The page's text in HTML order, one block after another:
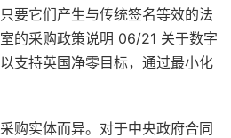
要它们产生与传统签名等效的法
的采购政策说明 06/21 关于数字
支持英国净零目标，通过最小化
购实体而异。对于中央政府合同